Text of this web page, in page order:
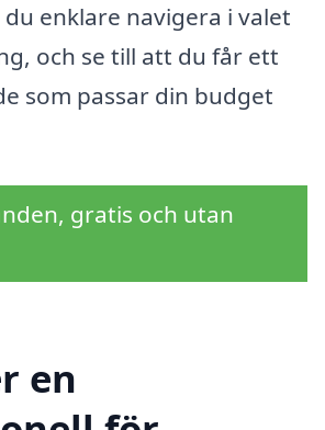
enklare navigera i valet
och se till att du får ett
som passar din budget
gratis och utan
en